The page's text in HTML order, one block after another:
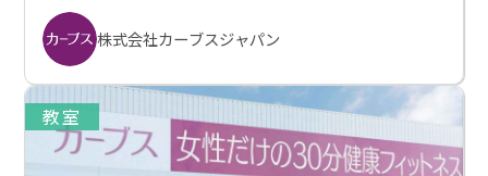
株式会社カーブスジャパン
教室